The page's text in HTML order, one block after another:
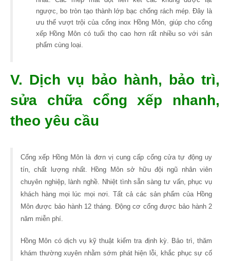
ngược, bo tròn tạo thành lớp bạc chống rách mép. Đây là
ưu thế vượt trội của cổng inox Hồng Môn, giúp cho cổng
xếp Hồng Môn có tuổi thọ cao hơn rất nhiều so với sản
phẩm cùng loại.
V. Dịch vụ bảo hành, bảo trì,
sửa chữa cổng xếp nhanh,
theo yêu cầu
Cổng xếp Hồng Môn là đơn vị cung cấp cổng cửa tự động uy
tín, chất lượng nhất. Hồng Môn sở hữu đội ngũ nhân viên
chuyên nghiệp, lành nghề. Nhiệt tình sẵn sàng tư vấn, phục vụ
khách hàng mọi lúc mọi nơi. Tất cả các sản phẩm của Hồng
Môn được bảo hành 12 tháng. Động cơ cổng được bảo hành 2
năm miễn phí.
Hồng Môn có dịch vụ kỹ thuật kiểm tra định kỳ. Bảo trì, thăm
khám thường xuyên nhằm sớm phát hiện lỗi, khắc phục sự cố